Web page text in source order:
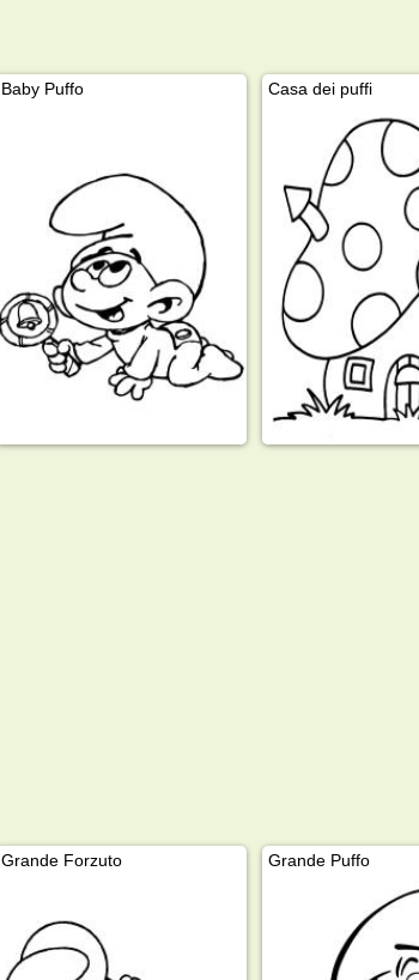
Baby Puffo Casa dei puffi
Grande Forzuto Grande Puffo